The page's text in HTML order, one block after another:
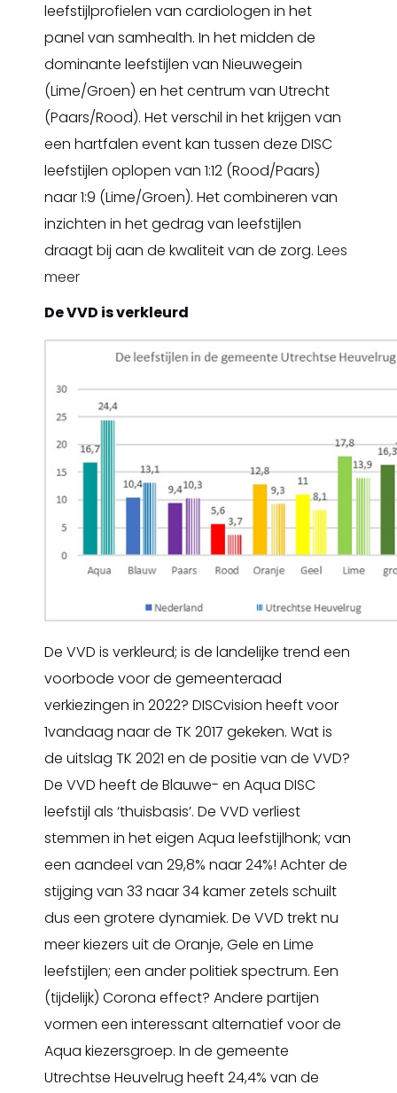
leefstijlprofielen van cardiologen in het
panel van samhealth. In het midden de
dominante leefstijlen van Nieuwegein
(Lime/Groen) en het centrum van Utrecht
(Paars/Rood). Het verschil in het krijgen van
een hartfalen event kan tussen deze DISC
leefstijlen oplopen van 1:12 (Rood/Paars)
naar 1:9 (Lime/Groen). Het combineren van
inzichten in het gedrag van leefstijlen
draagt bij aan de kwaliteit van de zorg. Lees
meer
De VVD is verkleurd
De VVD is verkleurd; is de landelijke trend een
voorbode voor de gemeenteraad
verkiezingen in 2022? DISCvision heeft voor
1vandaag naar de TK 2017 gekeken. Wat is
de uitslag TK 2021 en de positie van de VVD?
De VVD heeft de Blauwe- en Aqua DISC
leefstijl als ‘thuisbasis’. De VVD verliest
stemmen in het eigen Aqua leefstijlhonk; van
een aandeel van 29,8% naar 24%! Achter de
stijging van 33 naar 34 kamer zetels schuilt
dus een grotere dynamiek. De VVD trekt nu
meer kiezers uit de Oranje, Gele en Lime
leefstijlen; een ander politiek spectrum. Een
(tijdelijk) Corona effect? Andere partijen
vormen een interessant alternatief voor de
Aqua kiezersgroep. In de gemeente
Utrechtse Heuvelrug heeft 24,4% van de